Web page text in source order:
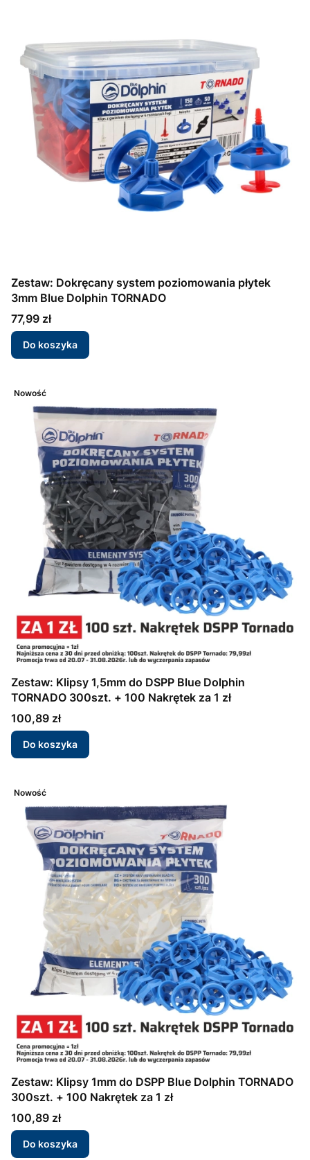
Zestaw: Dokręcany system poziomowania płytek
3mm Blue Dolphin TORNADO
Cena
77,99 zł
Do koszyka
Nowość
Zestaw: Klipsy 1,5mm do DSPP Blue Dolphin
TORNADO 300szt. + 100 Nakrętek za 1 zł
Cena
100,89 zł
Do koszyka
Nowość
Zestaw: Klipsy 1mm do DSPP Blue Dolphin TORNADO
300szt. + 100 Nakrętek za 1 zł
Cena
100,89 zł
Do koszyka